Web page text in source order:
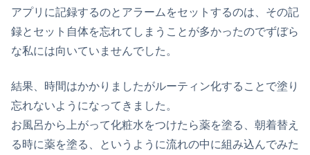
アプリに記録するのとアラームをセットするのは、その記
録とセット自体を忘れてしまうことが多かったのでずぼら
な私には向いていませんでした。
結果、時間はかかりましたがルーティン化することで塗り
忘れないようになってきました。
お風呂から上がって化粧水をつけたら薬を塗る、朝着替え
る時に薬を塗る、というように流れの中に組み込んでみた